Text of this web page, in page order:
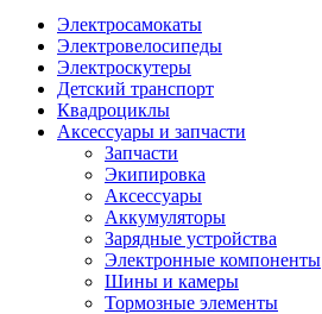
Электросамокаты
Электровелосипеды
Электроскутеры
Детский транспорт
Квадроциклы
Аксессуары и запчасти
Запчасти
Экипировка
Аксессуары
Аккумуляторы
Зарядные устройства
Электронные компоненты
Шины и камеры
Тормозные элементы